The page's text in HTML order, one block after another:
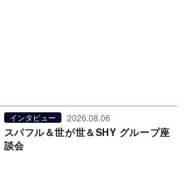
インタビュー 2026.08.06
スパフル＆世が世＆SHY グループ座
談会